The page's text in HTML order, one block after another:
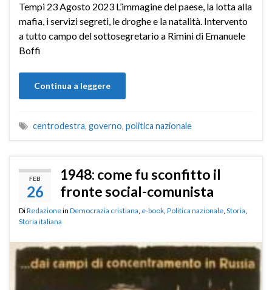
Tempi 23 Agosto 2023 L’immagine del paese, la lotta alla
mafia, i servizi segreti, le droghe e la natalità. Intervento
a tutto campo del sottosegretario a Rimini di Emanuele
Boffi
Continua a leggere
centrodestra, governo, politica nazionale
FEB
26
1948: come fu sconfitto il
fronte social-comunista
DiRedazionein Democrazia cristiana, e-book, Politica nazionale, Storia,
Storia italiana